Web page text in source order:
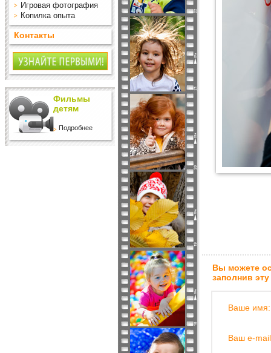
Игровая фотография
Копилка опыта
Контакты
Фильмы
детям
Подробнее
Вы можете
заполнив
Ваше имя:
Ваш e-